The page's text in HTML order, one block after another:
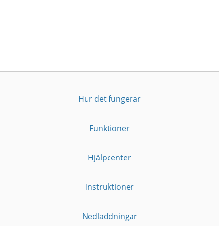
Hur det fungerar
Funktioner
Hjälpcenter
Instruktioner
Nedladdningar